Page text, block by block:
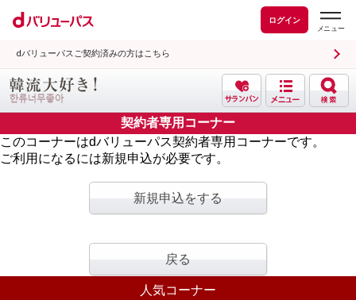
ログイン
dバリューパスご契約済みの方はこちら
契約者専用コーナー
このコーナーはdバリューパス契約者専用コーナーです。
ご利用になるには新規申込が必要です。
新規申込をする
戻る
人気コーナー